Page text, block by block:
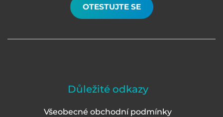
OTESTUJTE SE
Důležité odkazy
Všeobecné obchodní podmínky